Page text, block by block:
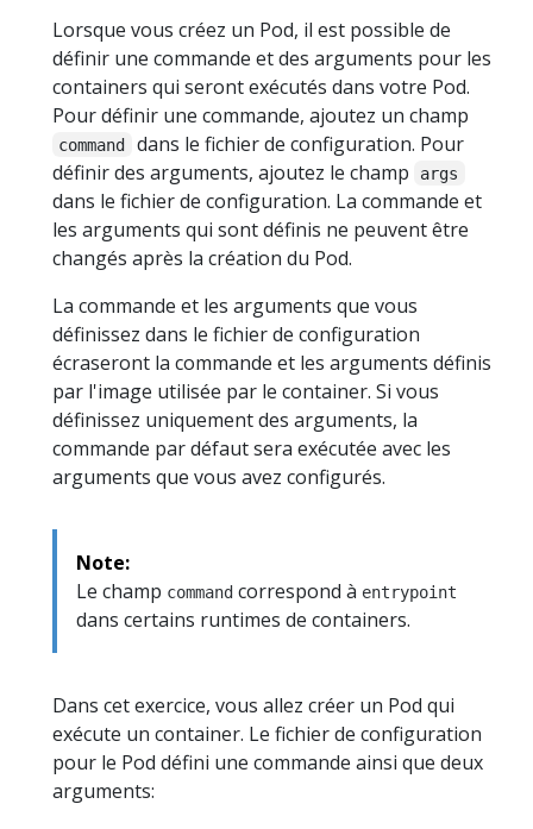
Lorsque vous créez un Pod, il est possible de
définir une commande et des arguments pour les
containers qui seront exécutés dans votre Pod.
Pour définir une commande, ajoutez un champ
command
dans le fichier de configuration. Pour
définir des arguments, ajoutez le champ
args
dans le fichier de configuration. La commande et
les arguments qui sont définis ne peuvent être
changés après la création du Pod.
La commande et les arguments que vous
définissez dans le fichier de configuration
écraseront la commande et les arguments définis
par l'image utilisée par le container. Si vous
définissez uniquement des arguments, la
commande par défaut sera exécutée avec les
arguments que vous avez configurés.
Note:
Le champ command correspond à entrypoint
dans certains runtimes de containers.
Dans cet exercice, vous allez créer un Pod qui
exécute un container. Le fichier de configuration
pour le Pod défini une commande ainsi que deux
arguments: